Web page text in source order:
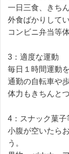
一日三食、きち
外食ばかりして
コンビニ弁当等
3：適度な運動
毎日１時間運動
通勤の自転車や
体力もきちんと
4：スナック菓子
小腹が空いたら
う。